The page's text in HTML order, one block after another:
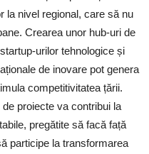
la nivel regional, care să nu
Crearea unor hub-uri de
urilor tehnologice și
de inovare pot genera
competitivitatea țării.
proiecte va contribui la
pregătite să facă față
participe la transformarea